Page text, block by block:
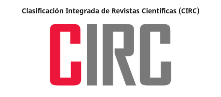
Clasificación Integrada de Revistas Científicas (CIRC)